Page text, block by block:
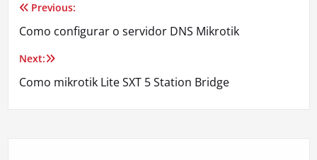
Navegação
de
Post
Previous:
Como configurar o servidor DNS Mikrotik
Next:
Como mikrotik Lite SXT 5 Station Bridge